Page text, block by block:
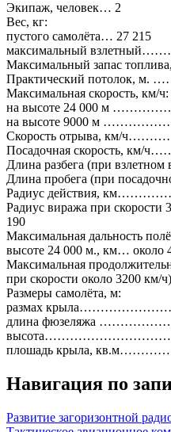
Экипаж, человек… 2
Вес, кг:
пустого самолёта… 27 215
максимальный
Максимальный запас
Практический потолок,
Максимальная скорость, км/ч:
на высоте 24 000 м
на высоте 9000 м
Скорость отрыва, км/
Посадочная скорость,
Длина разбега (при
Длина пробега (при
Радиус действия,
Радиус виража при
190
Максимальная дальность
высоте 24 000 м., км… около
Максимальная
при скорости около
Размеры самолёта, м:
размах
длина фюзеляжа
плошадь крыла,
Навигация по
Развитие загоризонтной